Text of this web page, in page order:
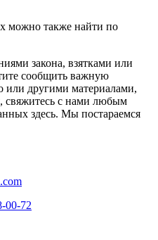
можно также найти по
закона, взятками или
сообщить важную
или другими материалами,
с нами любым
здесь. Мы постараемся
00-72